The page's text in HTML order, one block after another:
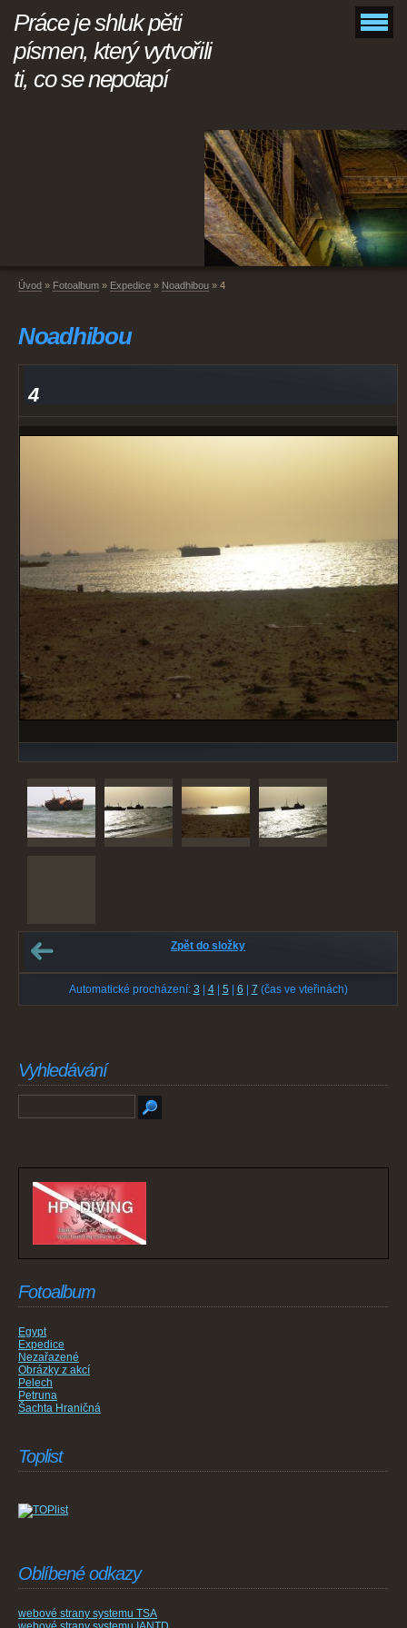
Práce je shluk pěti
písmen, který vytvořili
ti, co se nepotapí
Úvod » Fotoalbum » Expedice » Noadhibou » 4
Noadhibou
4
Zpět do složky
Automatické procházení: 3 4| 5 6 7 (čas ve vteřinách)
Vyhledávání
Fotoalbum
Egypt
Expedice
Nezařazené
Obrázky z akcí
Pelech
Petruna
Šachta Hraničná
Toplist
Oblíbené odkazy
webové strany systemu TSA